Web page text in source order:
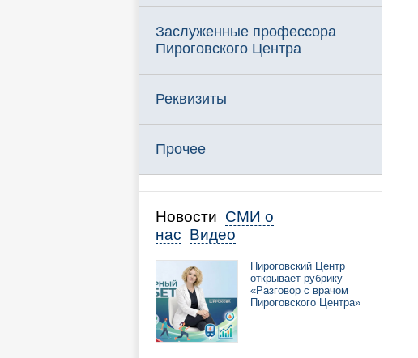
Заслуженные профессора
Пироговского Центра
Реквизиты
Прочее
Новости СМИ о
нас Видео
Пироговский Центр
открывает рубрику
«Разговор с врачом
Пироговского Центра»